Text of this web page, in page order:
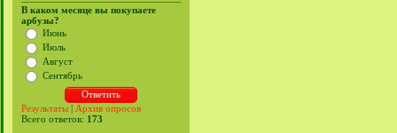
В каком месяце вы покупаете
арбузы?
Июнь
Июль
Август
Сентябрь
Результаты | Архив опросов
Всего ответов: 173